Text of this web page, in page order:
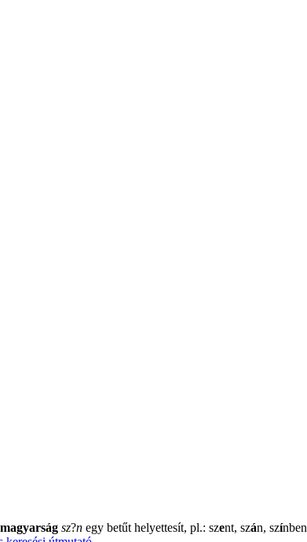
magyarság sz?n egy betűt helyettesít, pl.: szent, szán, színben